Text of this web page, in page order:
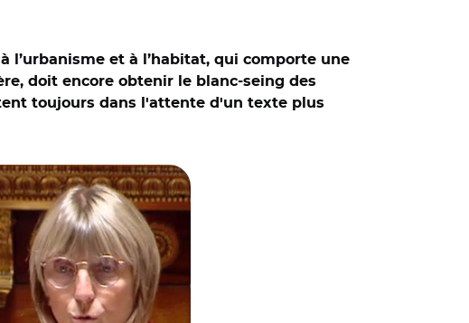
et à l’habitat, qui comporte une
doit encore obtenir le blanc-seing des
toujours dans l'attente d'un texte plus